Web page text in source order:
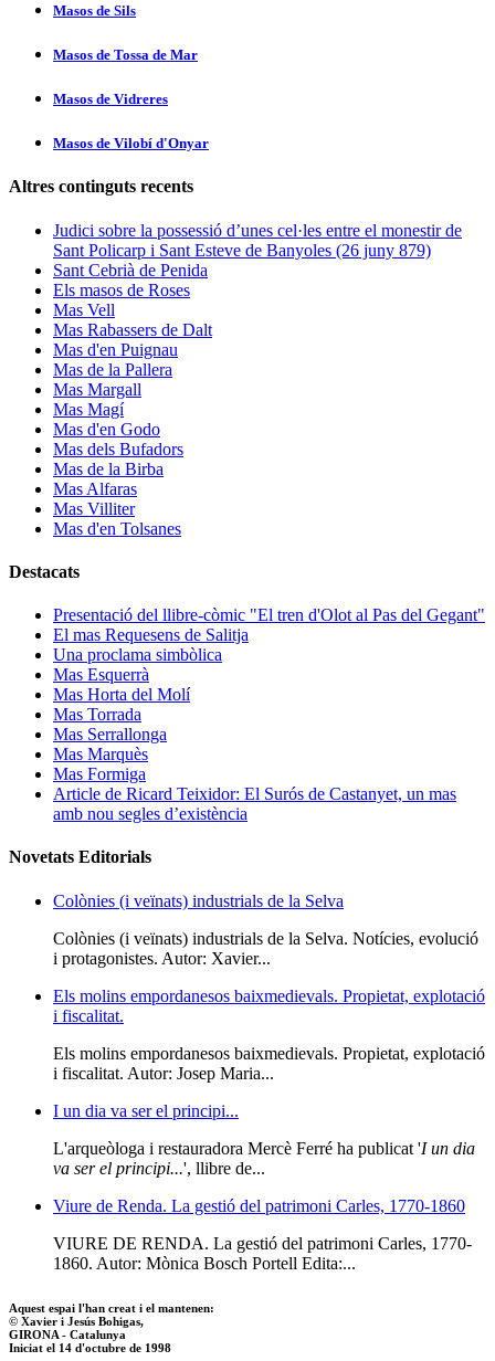
Masos de Sils
Masos de Tossa de Mar
Masos de Vidreres
Masos de Vilobí d'Onyar
Altres continguts recents
Judici sobre la possessió d’unes cel·les entre el monestir de
Sant Policarp i Sant Esteve de Banyoles (26 juny 879)
Sant Cebrià de Penida
Els masos de Roses
Mas Vell
Mas Rabassers de Dalt
Mas d'en Puignau
Mas de la Pallera
Mas Margall
Mas Magí
Mas d'en Godo
Mas dels Bufadors
Mas de la Birba
Mas Alfaras
Mas Villiter
Mas d'en Tolsanes
Destacats
Presentació del llibre-còmic "El tren d'Olot al Pas del Gegant"
El mas Requesens de Salitja
Una proclama simbòlica
Mas Esquerrà
Mas Horta del Molí
Mas Torrada
Mas Serrallonga
Mas Marquès
Mas Formiga
Article de Ricard Teixidor: El Surós de Castanyet, un mas
amb nou segles d’existència
Novetats Editorials
Colònies (i veïnats) industrials de la Selva
Colònies (i veïnats) industrials de la Selva. Notícies, evolució
i protagonistes. Autor: Xavier...
Els molins empordanesos baixmedievals. Propietat, explotació
i fiscalitat.
Els molins empordanesos baixmedievals. Propietat, explotació
i fiscalitat. Autor: Josep Maria...
I un dia va ser el principi...
L'arqueòloga i restauradora Mercè Ferré ha publicat 'I un dia
va ser el principi...', llibre de...
Viure de Renda. La gestió del patrimoni Carles, 1770-1860
VIURE DE RENDA. La gestió del patrimoni Carles, 1770-
1860. Autor: Mònica Bosch Portell Edita:...
Aquest espai l'han creat i el mantenen:
© Xavier i Jesús Bohigas,
GIRONA - Catalunya
Iniciat el 14 d'octubre de 1998